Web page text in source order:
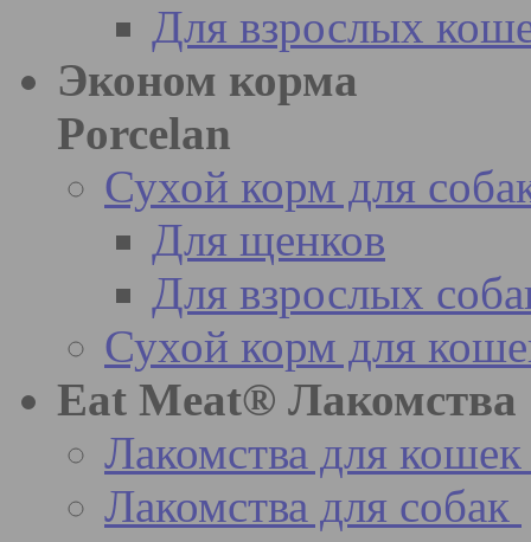
Для взрослых
Эконом корма
Porcelan
Сухой корм для
Для щенков
Для взрослых
Сухой корм для
Eat Meat® Лакомства
Лакомства для кошек
Лакомства для собак